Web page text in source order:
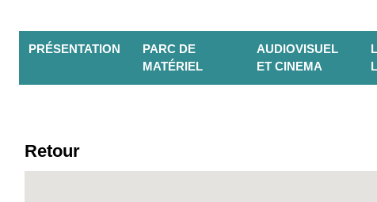
PRÉSENTATION
PARC DE
MATÉRIEL
AUDIOVISUEL
ET CINEMA
Retour